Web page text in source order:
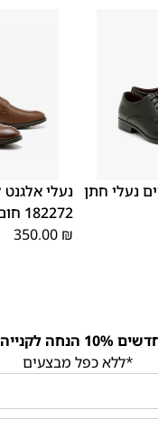
נעלי חתן נעלי
182272 חום
350.00 ₪
הראשונה!
*ללא כפל מבצעים